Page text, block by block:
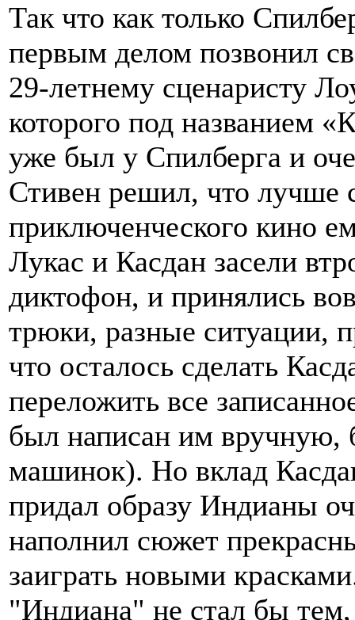
Так что как только
первым делом позвонил
29-летнему сценаристу
которого под названием
уже был у Спилберга и
Стивен решил, что лучше
приключенческого кино
Лукас и Касдан засели
диктофон, и принялись
трюки, разные ситуации,
что осталось сделать
переложить все
был написан им вручную,
машинок). Но вклад
придал образу Индианы
наполнил сюжет
заиграть новыми
"Индиана" не стал бы